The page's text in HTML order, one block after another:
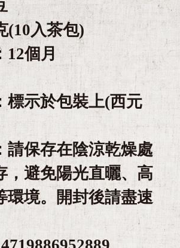
(10入茶包)
12個月
標示於包裝上(西元
請保存在陰涼乾燥處
，避免陽光直曬、高
環境。開封後請盡速